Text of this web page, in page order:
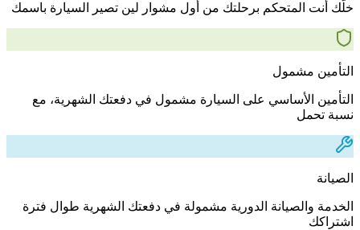
خلّك أنت المتحكم برحلتك من أول مشوار لين تصير السيارة باسمك
التأمين مشمول
التأمين الأساسي على السيارة مشمول في دفعتك الشهرية، مع
نسبة تحمل
الصيانة
الخدمة والصيانة الدورية مشمولة في دفعتك الشهرية طوال فترة
اشتراكك